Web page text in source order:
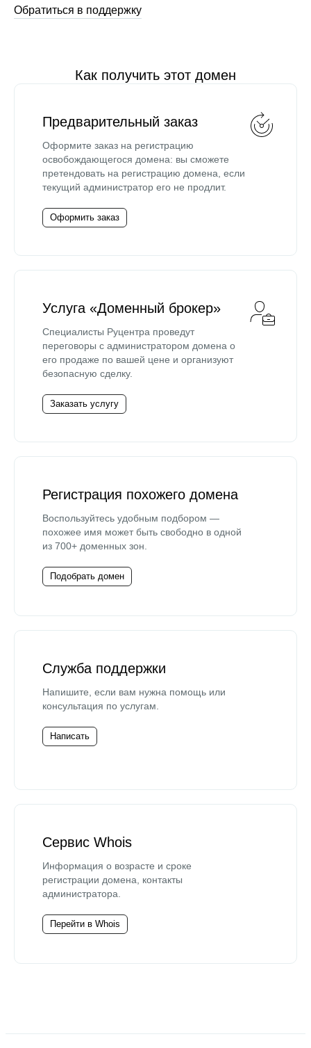
Обратиться в поддержку
Как получить этот домен
Предварительный заказ
Оформите заказ на регистрацию
освобождающегося домена: вы сможете
претендовать на регистрацию домена, если
текущий администратор его не продлит.
Оформить заказ
Услуга «Доменный брокер»
Специалисты Руцентра проведут
переговоры с администратором домена о
его продаже по вашей цене и организуют
безопасную сделку.
Заказать услугу
Регистрация похожего домена
Воспользуйтесь удобным подбором —
похожее имя может быть свободно в одной
из 700+ доменных зон.
Подобрать домен
Служба поддержки
Напишите, если вам нужна помощь или
консультация по услугам.
Написать
Сервис Whois
Информация о возрасте и сроке
регистрации домена, контакты
администратора.
Перейти в Whois